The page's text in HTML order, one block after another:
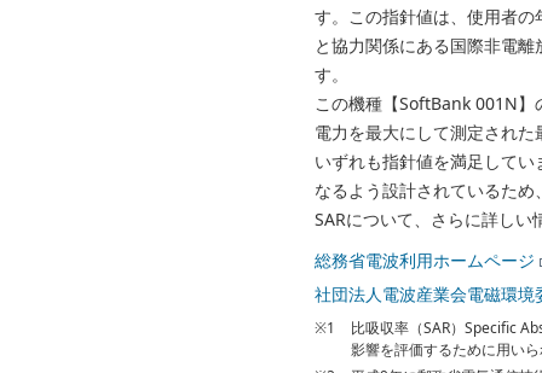
す。この指針値は、使用者
と協力関係にある国際非電
す。
この機種【SoftBank 001N】
電力を最大にして測定され
いずれも指針値を満足して
なるよう設計されているた
SARについて、さらに詳し
総務省電波利用ホームページ
社団法人電波産業会電磁環境
※1
比吸収率（SAR）Specific
影響を評価するために用い